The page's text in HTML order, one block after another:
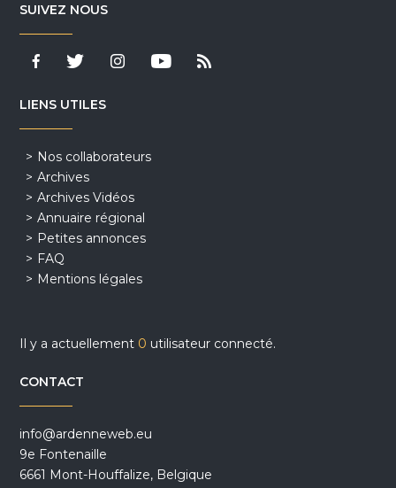
SUIVEZ NOUS
LIENS UTILES
Nos collaborateurs
Archives
Archives Vidéos
Annuaire régional
Petites annonces
FAQ
Mentions légales
Il y a actuellement 0 utilisateur connecté.
CONTACT
info@ardenneweb.eu
9e Fontenaille
6661 Mont-Houffalize, Belgique